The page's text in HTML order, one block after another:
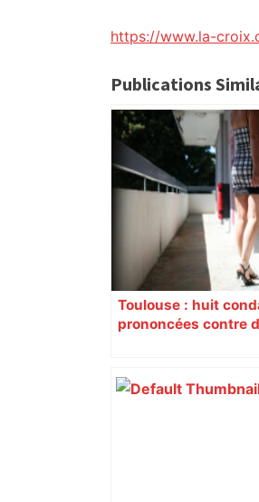
https://www.la-
Publications
Toulouse : huit
prononcées contre